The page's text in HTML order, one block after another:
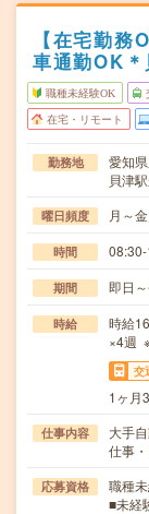
【在宅勤
車通勤OK
職種未経験OK
在宅・リモート
勤務地
愛知
貝津
曜日頻度 月～
時間 08:30-
期間 即日
時給
時給
×4週
交
1ヶ月
仕事内容
大手
仕事
応募資格
職種
■未経